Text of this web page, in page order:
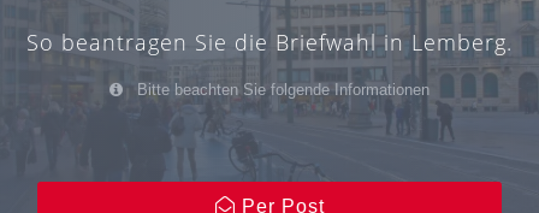
So beantragen Sie die Briefwahl in Lemberg.
Bitte beachten Sie folgende Informationen
Per Post